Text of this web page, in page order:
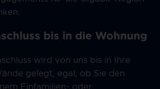
bis in die Wohnung
wird von uns bis in Ihre
gelegt, egal, ob Sie den
Einfamilien- oder